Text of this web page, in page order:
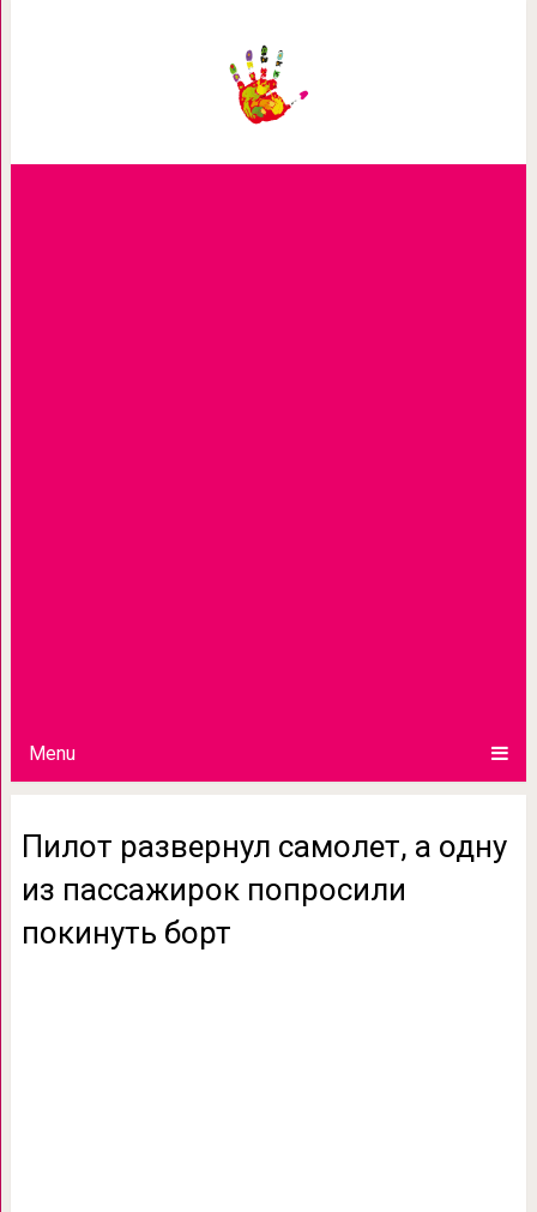
Menu
Пилот развернул самолет, а одну
из пассажирок попросили
покинуть борт